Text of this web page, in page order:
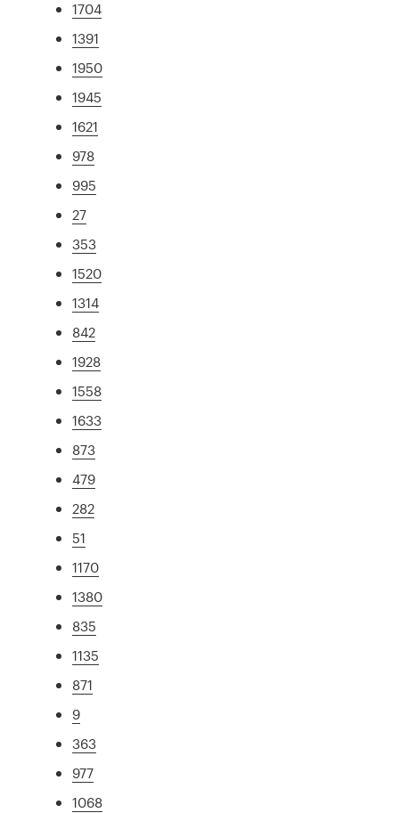
1704
1391
1950
1945
1621
978
995
27
353
1520
1314
842
1928
1558
1633
873
479
282
51
1170
1380
835
1135
871
9
363
977
1068